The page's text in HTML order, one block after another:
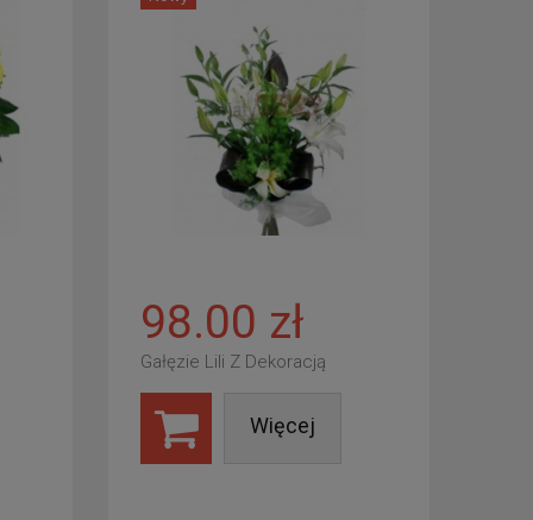
98.00 zł
Gałęzie Lili Z Dekoracją
Więcej